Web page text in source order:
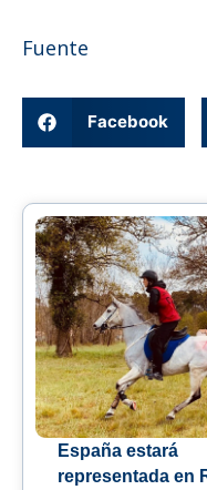
Fuente
Facebook
España estará
representada en